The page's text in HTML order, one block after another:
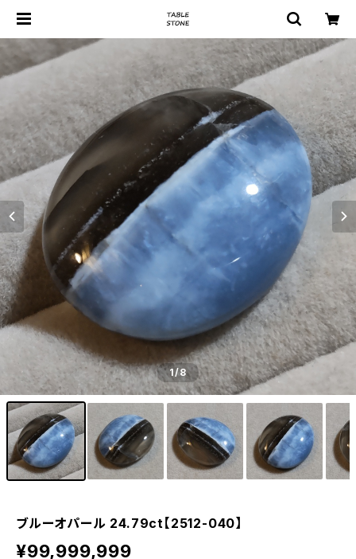
1/8
ブルーオパール 24.79ct【2512-040】
¥99,999,999